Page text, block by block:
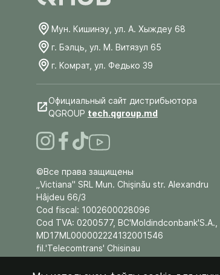
Мун. Кишинэу, ул. А. Хыждеу 68
г. Бэлць, ул. М. Витязул 65
г. Комрат, ул. Федько 39
Официальный сайт дистрибьютора
QGROUP tech.qgroup.md
©Все права защищены
„Victiana" SRL Mun. Chişinău str. Alexandru
Hâjdeu 66/3
Cod fiscal: 1002600028096
Cod TVA: 0200577, BC'Moldindconbank'S.A.,
MD17ML000002224132001546
fil.'Telecomtrans' Chisinau